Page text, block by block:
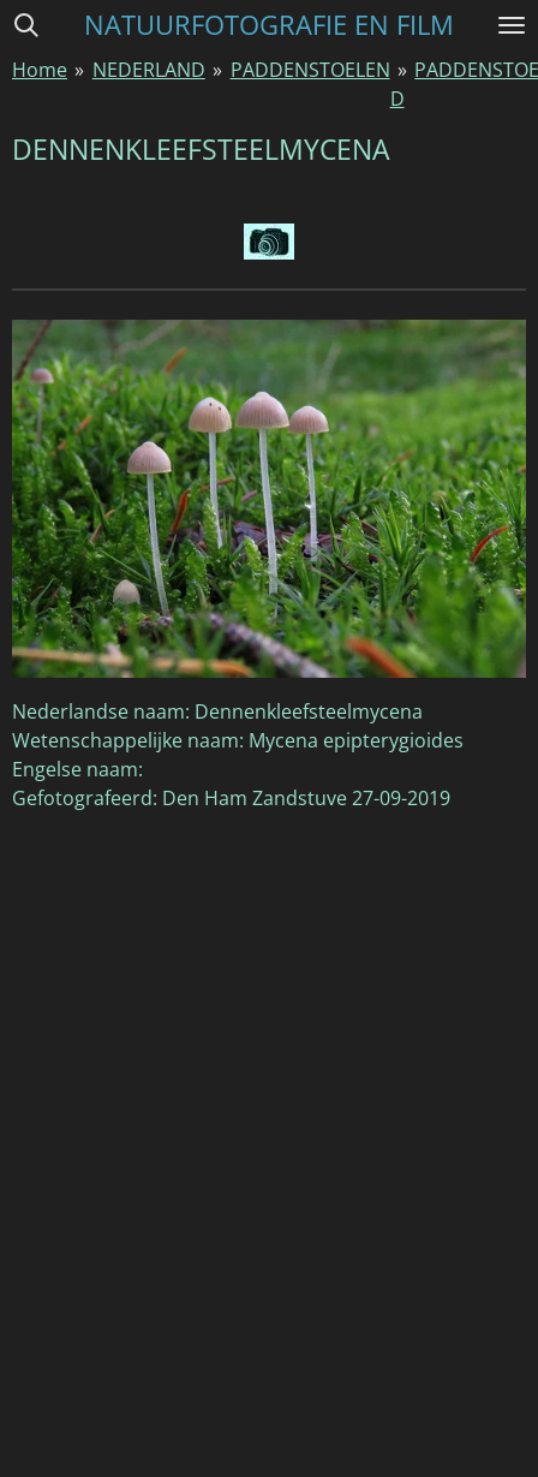
Ga
naar
hoofdinhoud
NATUURFOTOGRAFIE EN FILM
Home » NEDERLAND » PADDENSTOELEN »
D
DENNENKLEEFSTEELMYCENA
Nederlandse naam: Dennenkleefsteelmycena
Wetenschappelijke naam: Mycena epipterygioides
Engelse naam:
Gefotografeerd: Den Ham Zandstuve 27-09-2019